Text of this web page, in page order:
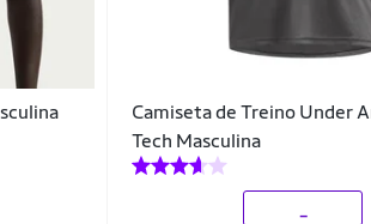
Camiseta de Treino Under
Tech Masculina